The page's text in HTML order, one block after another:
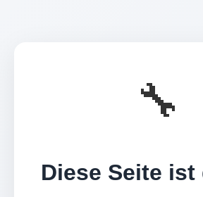
🔧
Diese Seite ist